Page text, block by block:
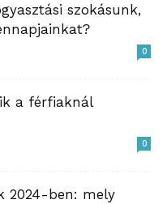
szokásunk,
0
a férfiaknál
0
2024-ben: mely